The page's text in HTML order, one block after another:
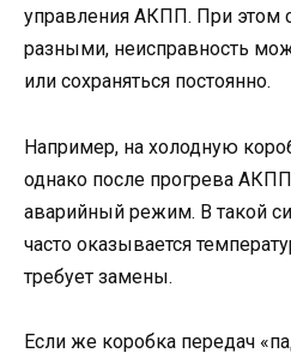
управления АКПП. При этом
разными, неисправность
или сохраняться постоянно.
Например, на холодную
однако после прогрева
аварийный режим. В такой
часто оказывается
требует замены.
Если же коробка передач